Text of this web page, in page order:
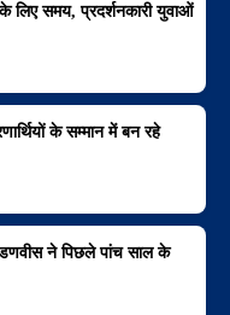
के लिए समय, प्रदर्शनकारी युवाओं
के सम्मान में बन रहे
ने पिछले पांच साल के